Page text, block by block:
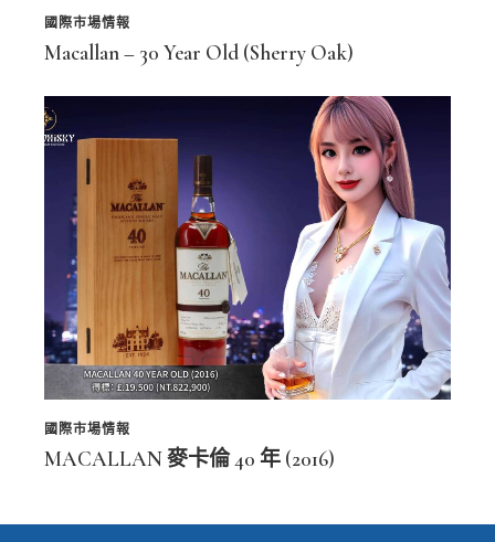
國際市場情報
Macallan – 30 Year Old (Sherry Oak)
國際市場情報
MACALLAN 麥卡倫 40 年 (2016)